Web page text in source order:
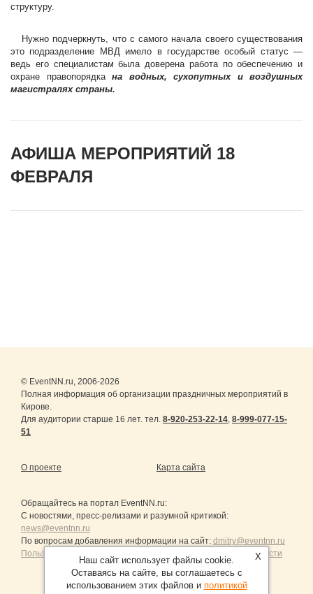
структуру.
Нужно подчеркнуть, что с самого начала своего существования
это подразделение МВД имело в государстве особый статус —
ведь его специалистам была доверена работа по обеспечению и
охране правопорядка на водных, сухопутных и воздушных
магистралях страны.
АФИША МЕРОПРИЯТИЙ 18
ФЕВРАЛЯ
© EventNN.ru, 2006-2026
Полная информация об организации праздничных мероприятий в
Кирове.
Для аудитории старше 16 лет. тел. 8-920-253-22-14, 8-999-077-15-
51
О проекте Карта сайта
Обращайтесь на портал EventNN.ru:
С новостями, пресс-релизами и разумной критикой:
news@eventnn.ru
По вопросам добавления информации на сайт: dmitry@eventnn.ru
Пользовательское Соглашение и политика конфиденциальности
X
Наш сайт использует файлы cookie.
Оставаясь на сайте, вы соглашаетесь с
использованием этих файлов и политикой